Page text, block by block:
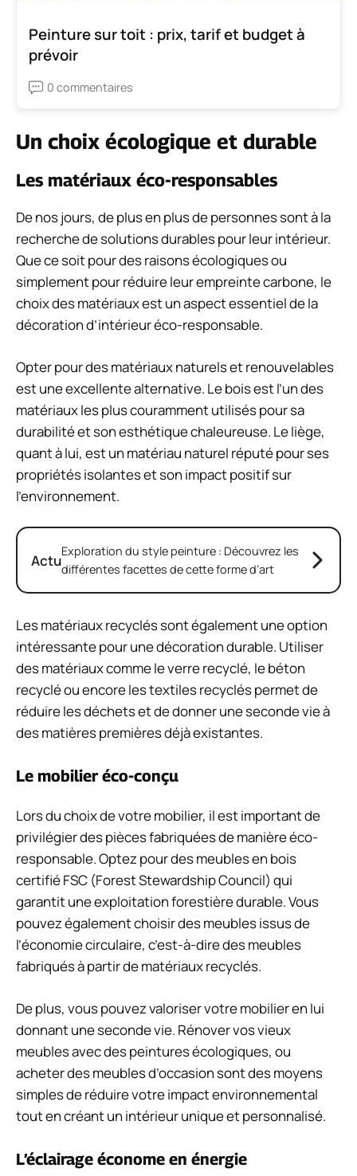
Peinture sur toit : prix, tarif et budget à
prévoir
0 commentaires
Un choix écologique et durable
Les matériaux éco-responsables
De nos jours, de plus en plus de personnes sont à la
recherche de solutions durables pour leur intérieur.
Que ce soit pour des raisons écologiques ou
simplement pour réduire leur empreinte carbone, le
choix des matériaux est un aspect essentiel de la
décoration d’intérieur éco-responsable.
Opter pour des matériaux naturels et renouvelables
est une excellente alternative. Le bois est l’un des
matériaux les plus couramment utilisés pour sa
durabilité et son esthétique chaleureuse. Le liège,
quant à lui, est un matériau naturel réputé pour ses
propriétés isolantes et son impact positif sur
l’environnement.
ActuExploration du style peinture : Découvrez les
différentes facettes de cette forme d’art
Les matériaux recyclés sont également une option
intéressante pour une décoration durable. Utiliser
des matériaux comme le verre recyclé, le béton
recyclé ou encore les textiles recyclés permet de
réduire les déchets et de donner une seconde vie à
des matières premières déjà existantes.
Le mobilier éco-conçu
Lors du choix de votre mobilier, il est important de
privilégier des pièces fabriquées de manière éco-
responsable. Optez pour des meubles en bois
certifié FSC (Forest Stewardship Council) qui
garantit une exploitation forestière durable. Vous
pouvez également choisir des meubles issus de
l’économie circulaire, c’est-à-dire des meubles
fabriqués à partir de matériaux recyclés.
De plus, vous pouvez valoriser votre mobilier en lui
donnant une seconde vie. Rénover vos vieux
meubles avec des peintures écologiques, ou
acheter des meubles d’occasion sont des moyens
simples de réduire votre impact environnemental
tout en créant un intérieur unique et personnalisé.
L’éclairage économe en énergie